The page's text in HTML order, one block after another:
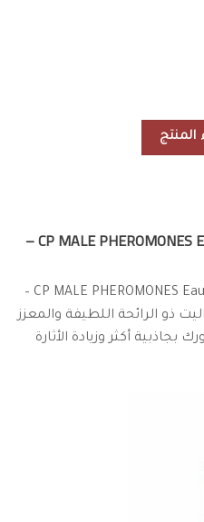
المنتج
2. عطر الفرمونات CP MALE PHEROMONES Eau de Toilette –
يأتي عطر الفرمونات CP MALE PHEROMONES Eau de Toilette –
ذو الرائحة اللطيفة والمعزز
أكثر وزيادة الأثارة